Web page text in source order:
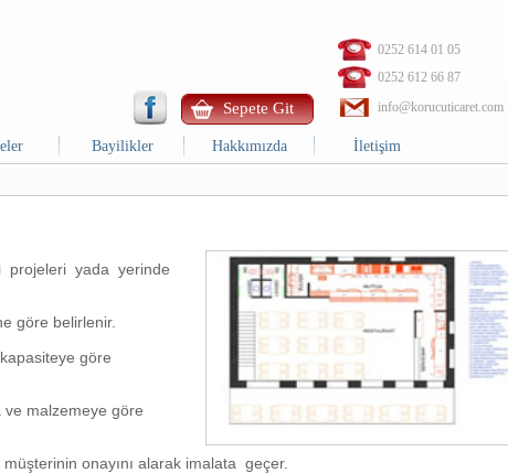
Sepete Git
0252 614 01 05
0252 612 66 87
info@korucuticaret.com
Bayilikler Hakkımızda İletişim
projeleri yada yerinde
göre belirlenir.
göre
malzemeye göre
onayını alarak imalata geçer.